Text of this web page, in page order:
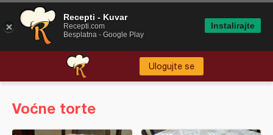
Ulogujte se
Voćne torte
Recepti - Kuvar
Recepti.com
Besplatna - Google Play
Instalirajte